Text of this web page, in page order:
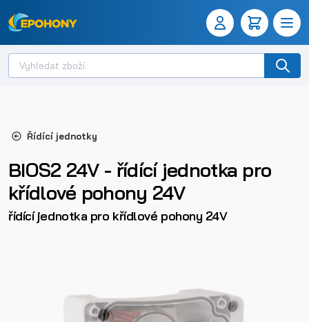
Řídící jednotky
BIOS2 24V - řídící jednotka pro
křídlové pohony 24V
řídící jednotka pro křídlové pohony 24V